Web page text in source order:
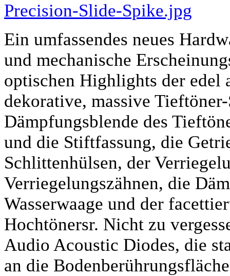
Ein umfassendes neues
und mechanische
optischen Highlights der edel
dekorative, massive
Dämpfungsblende des
und die Stiftfassung, die
Schlittenhülsen, der
Verriegelungszähnen, die
Wasserwaage und der
Hochtönersr. Nicht zu
Audio Acoustic Diodes, die
an die